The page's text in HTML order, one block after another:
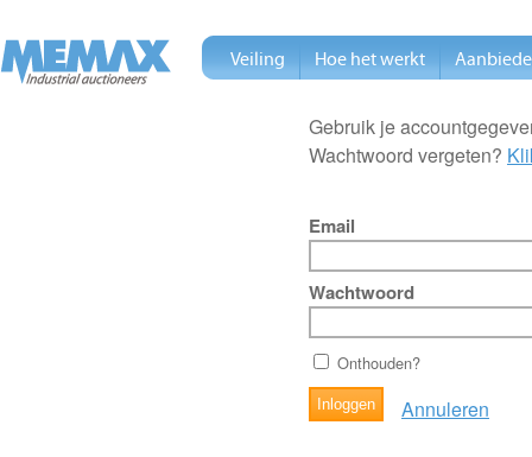
Gebruik je
Wachtwoord vergeten?
Email
Wachtwoord
Onthouden?
Annuleren
Veiling Hoe het werkt